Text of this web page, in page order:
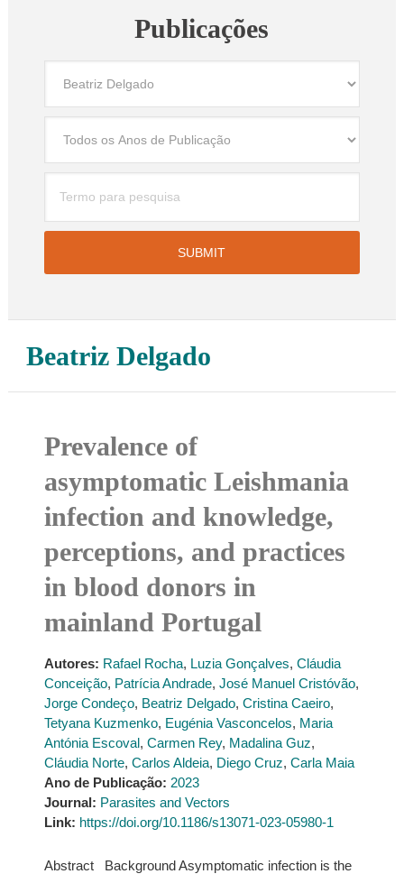
Publicações
Beatriz Delgado
Prevalence of
asymptomatic Leishmania
infection and knowledge,
perceptions, and practices
in blood donors in
mainland Portugal
Autores: Rafael Rocha, Luzia Gonçalves, Cláudia
Conceição, Patrícia Andrade, José Manuel Cristóvão,
Jorge Condeço, Beatriz Delgado, Cristina Caeiro,
Tetyana Kuzmenko, Eugénia Vasconcelos, Maria
Antónia Escoval, Carmen Rey, Madalina Guz,
Cláudia Norte, Carlos Aldeia, Diego Cruz, Carla Maia
Ano de Publicação: 2023
Journal: Parasites and Vectors
Link: https://doi.org/10.1186/s13071-023-05980-1
Abstract Background Asymptomatic infection is the